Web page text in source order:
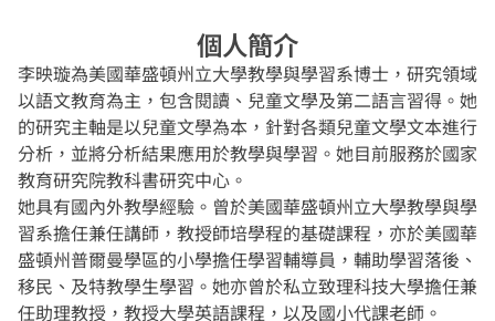
個人簡介
李映璇為美國華盛頓州立大學教學與學習系博士，研究領域
以語文教育為主，包含閱讀、兒童文學及第二語言習得。她
的研究主軸是以兒童文學為本，針對各類兒童文學文本進行
分析，並將分析結果應用於教學與學習。她目前服務於國家
教育研究院教科書研究中心。
她具有國內外教學經驗。曾於美國華盛頓州立大學教學與學
習系擔任兼任講師，教授師培學程的基礎課程，亦於美國華
盛頓州普爾曼學區的小學擔任學習輔導員，輔助學習落後、
移民、及特教學生學習。她亦曾於私立致理科技大學擔任兼
任助理教授，教授大學英語課程，以及國小代課老師。